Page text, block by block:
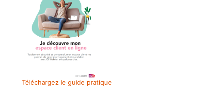
Téléchargez le guide pratique